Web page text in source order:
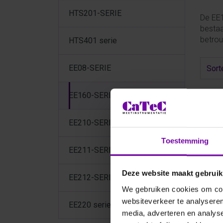
Toestemming
Deze website maakt
We gebruiken cookies om
websiteverkeer te
media, adverteren en
HTS201-SERIE
HTS401 serie
EE08-SERIE
EE160-SERIE
EE210-SERIE
EE211-SERIE
EE212-SERIE
EE220 serie
De
E+E